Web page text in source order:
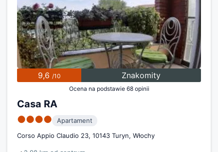
9,6 /10 Znakomity
Ocena na podstawie 68 opinii
Casa RA
●●●●
Apartament
Corso Appio Claudio 23, 10143 Turyn, Włochy